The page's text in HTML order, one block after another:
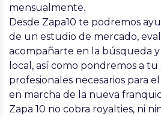
mensualmente.
Desde Zapa10 te podremos
de un estudio de mercado,
acompañarte en la búsqueda y
local, así como pondremos a tu
profesionales necesarios para
en marcha de la nueva
Zapa 10 no cobra royalties, ni